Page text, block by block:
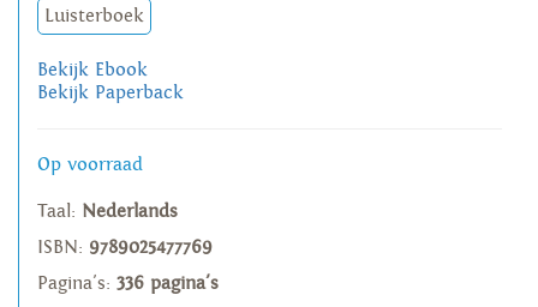
Luisterboek
Bekijk Ebook
Bekijk Paperback
Op voorraad
Taal: Nederlands
ISBN: 9789025477769
Pagina's: 336 pagina's